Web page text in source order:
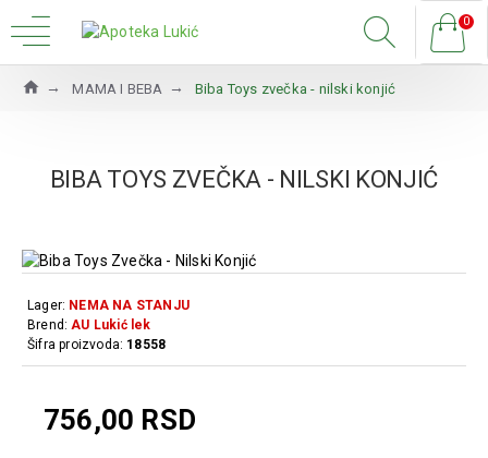
0
MAMA I BEBA Biba Toys zvečka - nilski konjić
BIBA TOYS ZVEČKA - NILSKI KONJIĆ
756,00 RSD
Lager: NEMA NA STANJU
Brend: AU Lukić lek
Šifra proizvoda: 18558